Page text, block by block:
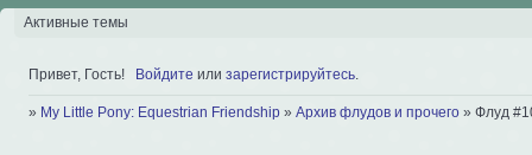
Активные темы
Привет, Гость! Войдите или зарегистрируйтесь
» My Little Pony: Equestrian Friendship » Архив флудов и прочего » Флуд